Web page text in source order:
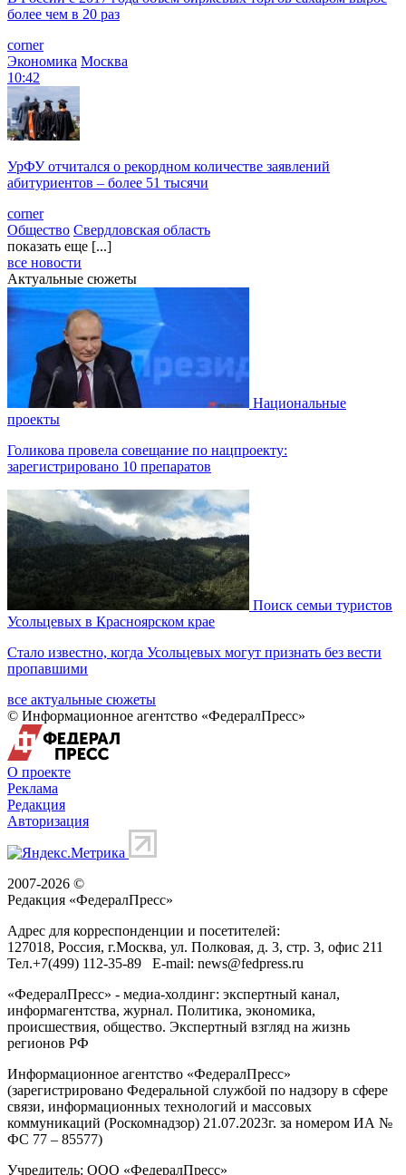
более чем в 20 раз
corner
Экономика Москва
10:42
УрФУ отчитался о рекордном количестве заявлений
абитуриентов – более 51 тысячи
corner
Общество Свердловская область
показать еще [...]
все новости
Актуальные сюжеты
Национальные
проекты
Голикова провела совещание по нацпроекту:
зарегистрировано 10 препаратов
Поиск семьи туристов
Усольцевых в Красноярском крае
Стало известно, когда Усольцевых могут признать без вести
пропавшими
все актуальные сюжеты
© Информационное агентство «ФедералПресс»
О проекте
Реклама
Редакция
Авторизация
2007-2026 ©
Редакция «ФедералПресс»
Адрес для корреспонденции и посетителей:
127018, Россия, г.Москва, ул. Полковая, д. 3, стр. 3, офис 211
Тел.+7(499) 112-35-89 E-mail: news@fedpress.ru
«ФедералПресс» - медиа-холдинг: экспертный канал,
информагентства, журнал. Политика, экономика,
происшествия, общество. Экспертный взгляд на жизнь
регионов РФ
Информационное агентство «ФедералПресс»
(зарегистрировано Федеральной службой по надзору в сфере
связи, информационных технологий и массовых
коммуникаций (Роскомнадзор) 21.07.2023г. за номером ИА №
ФС 77 – 85577)
Учредитель: ООО «ФедералПресс»